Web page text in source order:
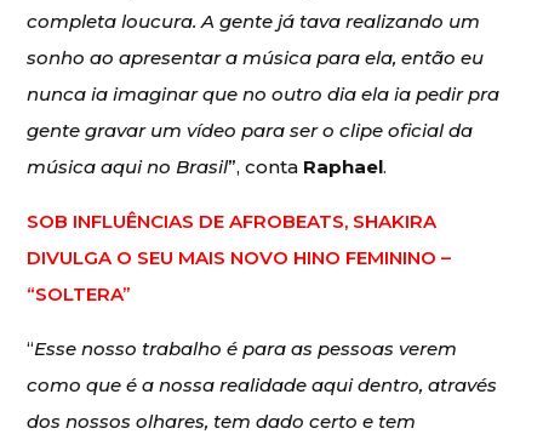
completa loucura. A gente já tava realizando um
sonho ao apresentar a música para ela, então eu
nunca ia imaginar que no outro dia ela ia pedir pra
gente gravar um vídeo para ser o clipe oficial da
música aqui no Brasil”, conta Raphael.
SOB INFLUÊNCIAS DE AFROBEATS, SHAKIRA
DIVULGA O SEU MAIS NOVO HINO FEMININO –
“SOLTERA”
“Esse nosso trabalho é para as pessoas verem
como que é a nossa realidade aqui dentro, através
dos nossos olhares, tem dado certo e tem